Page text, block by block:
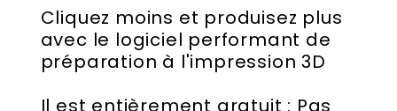
Cliquez moins et produisez plus
avec le logiciel performant de
préparation à l'impression 3D
Il est entièrement gratuit : Pas